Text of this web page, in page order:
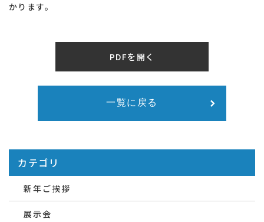
かります。
PDFを開く
一覧に戻る
カテゴリ
新年ご挨拶
展示会